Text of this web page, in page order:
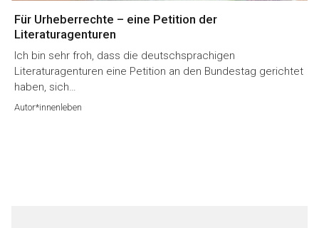
Für Urheberrechte – eine Petition der
Literaturagenturen
Ich bin sehr froh, dass die deutschsprachigen
Literaturagenturen eine Petition an den Bundestag gerichtet
haben, sich…
Autor*innenleben